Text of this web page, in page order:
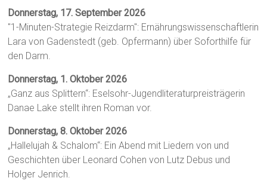
Donnerstag, 17. September 2026
"1-Minuten-Strategie Reizdarm": Ernährungswissenschaftlerin
Lara von Gadenstedt (geb. Opfermann) über Soforthilfe für
den Darm.
Donnerstag, 1. Oktober 2026
„Ganz aus Splittern“: Eselsohr-Jugendliteraturpreisträgerin
Danae Lake stellt ihren Roman vor.
Donnerstag, 8. Oktober 2026
„Hallelujah & Schalom“: Ein Abend mit Liedern von und
Geschichten über Leonard Cohen von Lutz Debus und
Holger Jenrich.